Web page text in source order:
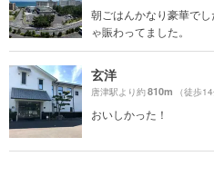
朝ごはんかなり豪華で
ゃ賑わってました。
玄洋
唐津駅より約810m （徒歩14
おいしかった！